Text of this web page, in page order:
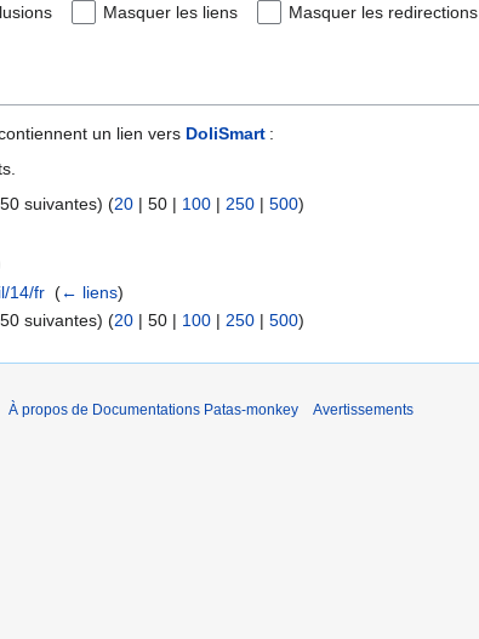
Masquer les liens Masquer les redirections
un lien vers DoliSmart :
50 suivantes) (20 | 50 | 100 | 250 | 500)
14/fr ‎(← liens)
50 suivantes) (20 | 50 | 100 | 250 | 500)
À propos de Documentations Patas-monkey Avertissements